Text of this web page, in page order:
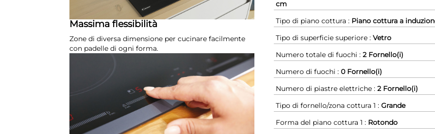
Massima flessibilità
Zone di diversa dimensione per cucinare facilmente
con padelle di ogni forma.
cm
Tipo di piano cottura : Piano cottura a
Tipo di superficie superiore : Vetro
Numero totale di fuochi : 2 Fornello(i)
Numero di fuochi : 0 Fornello(i)
Numero di piastre elettriche : 2 Fornello(i)
Tipo di fornello/zona cottura 1 : Grande
Forma del piano cottura 1 : Rotondo